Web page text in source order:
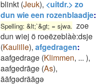
blinkt (Jeuk), <uitdr.> zo
dun wie een rozenblaadje:
Spelling: &lt;`&gt; = sjwa. zoe
dun wiej ö roeëzeblàè:dsje
(Kaulille), afgedragen:
aafgedrage (Klimmen, ... ),
aafgedrāge (As),
āāfgədrāāgə